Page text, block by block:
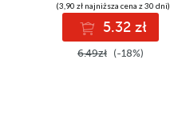
(3,90 zł najniższa cena z 30 dni)
5.32 zł
6.49zł (-18%)